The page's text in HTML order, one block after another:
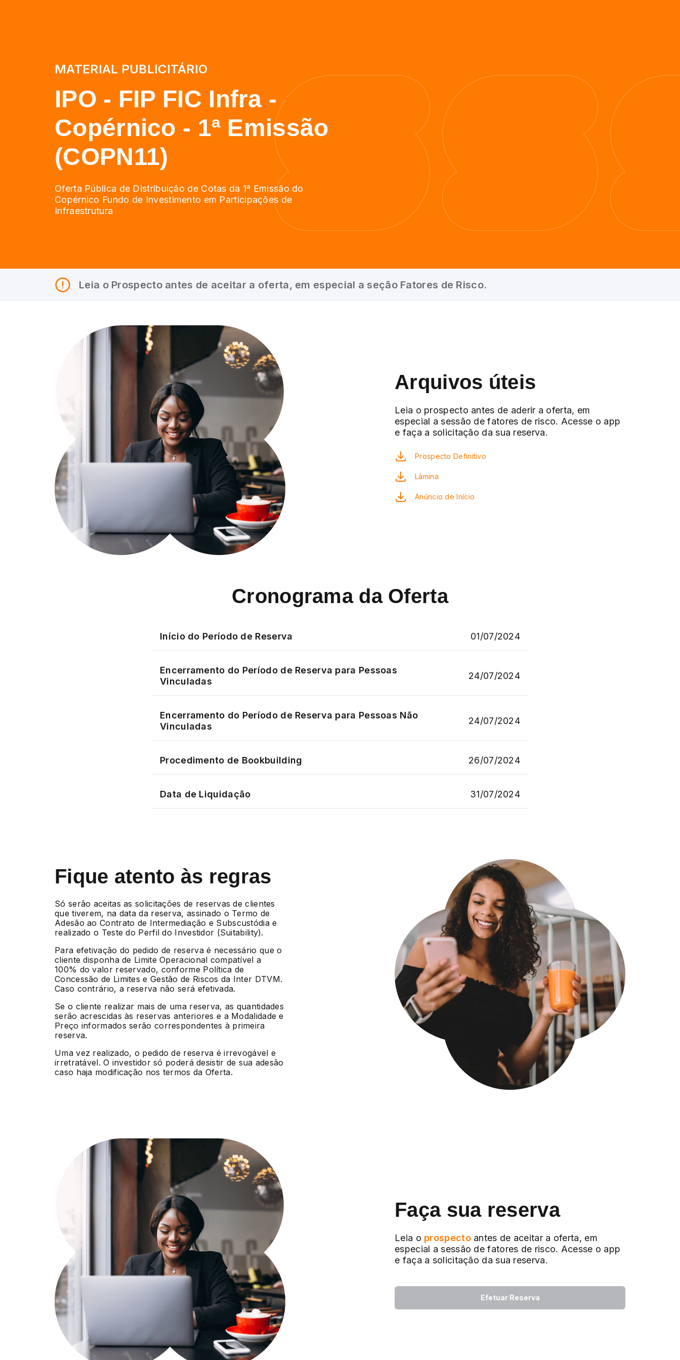
MATERIAL PUBLICITÁRIO
IPO - FIP FIC Infra -
Copérnico - 1ª Emissão
(COPN11)
Oferta Pública de Distribuição de Cotas da 1ª Emissão do
Copérnico Fundo de Investimento em Participações de
Infraestrutura
Leia o Prospecto antes de aceitar a oferta, em especial a seção Fatores de Risco.
Arquivos úteis
Leia o prospecto antes de aderir a oferta, em
especial a sessão de fatores de risco. Acesse o app
e faça a solicitação da sua reserva.
Prospecto Definitivo
Lâmina
Anúncio de Início
Cronograma da Oferta
Início do Período de Reserva 01/07/2024
Encerramento do Período de Reserva para Pessoas
Vinculadas
24/07/2024
Encerramento do Período de Reserva para Pessoas Não
Vinculadas
24/07/2024
Procedimento de Bookbuilding 26/07/2024
Data de Liquidação 31/07/2024
Fique atento às regras
Só serão aceitas as solicitações de reservas de clientes
que tiverem, na data da reserva, assinado o Termo de
Adesão ao Contrato de Intermediação e Subscustódia e
realizado o Teste do Perfil do Investidor (Suitability).
Para efetivação do pedido de reserva é necessário que o
cliente disponha de Limite Operacional compatível a
100% do valor reservado, conforme Política de
Concessão de Limites e Gestão de Riscos da Inter DTVM.
Caso contrário, a reserva não será efetivada.
Se o cliente realizar mais de uma reserva, as quantidades
serão acrescidas às reservas anteriores e a Modalidade e
Preço informados serão correspondentes à primeira
reserva.
Uma vez realizado, o pedido de reserva é irrevogável e
irretratável. O investidor só poderá desistir de sua adesão
caso haja modificação nos termos da Oferta.
Faça sua reserva
Leia o prospecto antes de aceitar a oferta, em
especial a sessão de fatores de risco. Acesse o app
e faça a solicitação da sua reserva.
Efetuar Reserva